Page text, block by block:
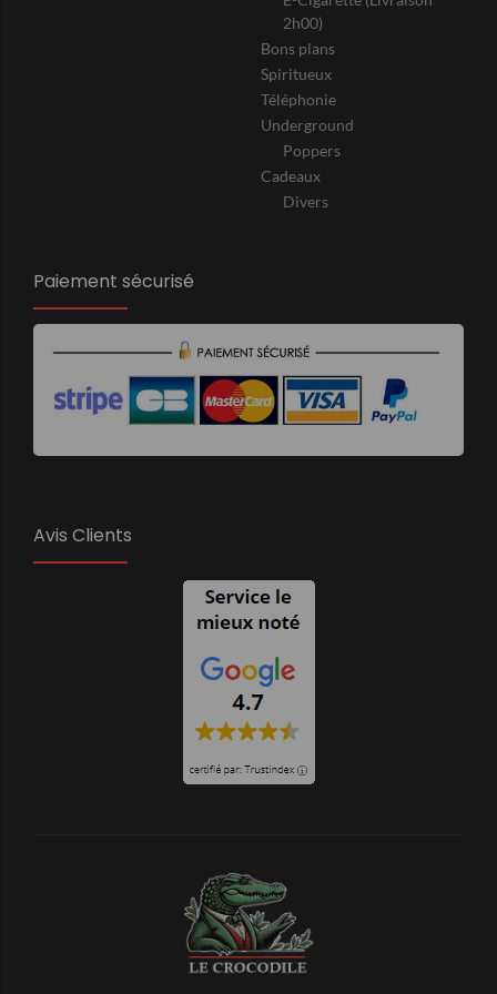
2h00)
Bons plans
Spiritueux
Téléphonie
Underground
Poppers
Cadeaux
Divers
Paiement sécurisé
Avis Clients